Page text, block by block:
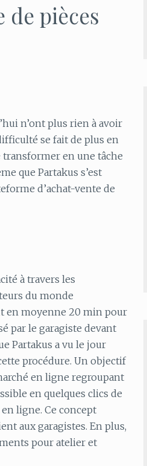
de pièces
n’ont plus rien à avoir
se fait de plus en
transformer en une tâche
que Partakus s’est
d’achat-vente de
à travers les
du monde
en moyenne 20 min pour
par le garagiste devant
Partakus a vu le jour
procédure. Un objectif
en ligne regroupant
en quelques clics de
ligne. Ce concept
aux garagistes. En plus,
pour atelier et